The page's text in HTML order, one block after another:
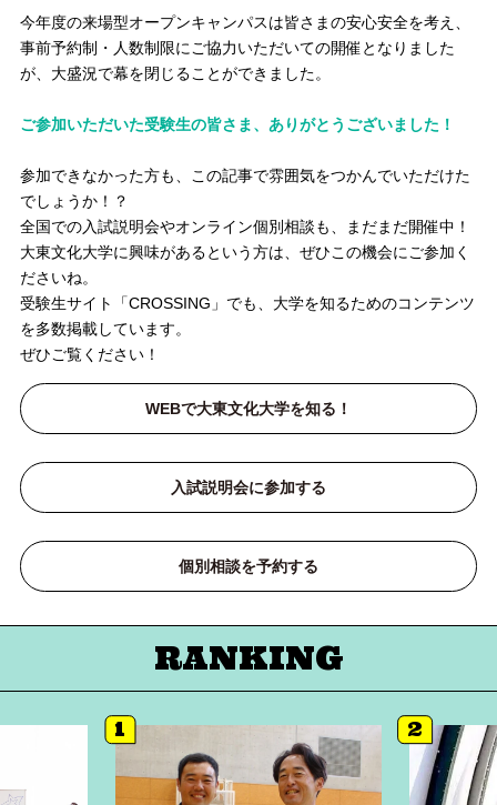
今年度の来場型オープンキャンパスは皆さまの安心安全を考え、
事前予約制・人数制限にご協力いただいての開催となりました
が、大盛況で幕を閉じることができました。
ご参加いただいた受験生の皆さま、ありがとうございました！
参加できなかった方も、この記事で雰囲気をつかんでいただけた
でしょうか！？
全国での入試説明会やオンライン個別相談も、まだまだ開催中！
大東文化大学に興味があるという方は、ぜひこの機会にご参加く
ださいね。
受験生サイト「CROSSING」でも、大学を知るためのコンテンツ
を多数掲載しています。
ぜひご覧ください！
WEBで大東文化大学を知る！
入試説明会に参加する
個別相談を予約する
RANKING
詳細へ 詳細へ
1 2